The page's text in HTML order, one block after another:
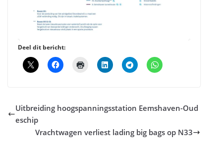
Deel dit bericht:
Uitbreiding hoogspanningsstation Eemshaven-Oud
eschip
Vrachtwagen verliest lading big bags op N33